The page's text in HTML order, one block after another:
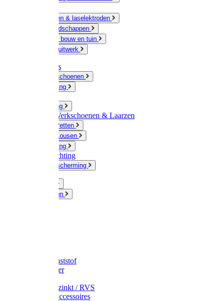
Slijpschijven & laselektroden
Handgereedschappen
IJzerwaren bouw en tuin
Hang en sluitwerk
Disposables
Werkhandschoenen
Regenkleding
Werkkleding
Wandel-/ Werkschoenen & Laarzen
Hoeden / Petten
Sokken / Kousen
Winterkleding
Winkelinrichting
Gelaatsbescherming
Knaagdieren
Emmer kunststof
Schepemmer
Emmer verzinkt / RVS
Regenton accessoires